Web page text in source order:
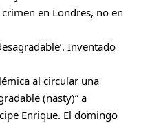
en Londres, no en
Inventado
al circular una
(nasty)” a
Enrique. El domingo